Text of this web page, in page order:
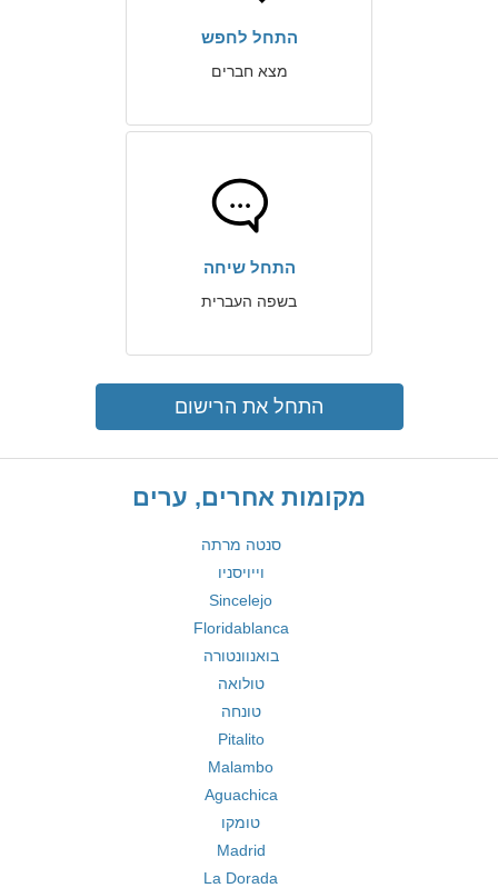
התחל לחפש
מצא חברים
התחל שיחה
בשפה העברית
התחל את הרישום
מקומות אחרים, ערים
סנטה מרתה
וייויסניו
Sincelejo
Floridablanca
בואנוונטורה
טולואה
טונחה
Pitalito
Malambo
Aguachica
טומקו
Madrid
La Dorada